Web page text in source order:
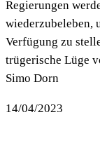
Regierungen
wiederzubeleben,
Verfügung zu
trügerische Lüge
Simo Dorn
14/04/2023